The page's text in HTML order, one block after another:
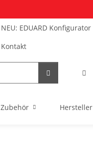
NEU: EDUARD Konfigurator
Kontakt
Zubehör Hersteller